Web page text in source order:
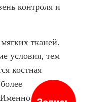
контроля и
тканей.
условия, тем
костная
поэтому